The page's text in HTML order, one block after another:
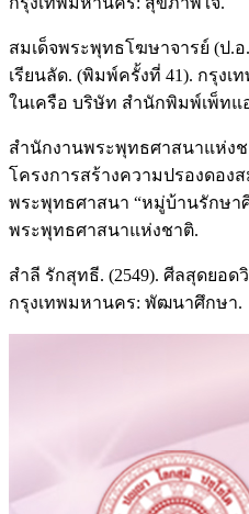
สมเด็จพระพุทธโฆษาจารย์ (ป.อ
เรียนลัด. (พิมพ์ครั้งที่ 41). กรุง
ในเครือ บริษัท สำนักพิมพ์เพ็ทแ
สำนักงานพระพุทธศาสนาแห่งช
โครงการสร้างความปรองดอ
พระพุทธศาสนา “หมู่บ้านรักษา
พระพุทธศาสนาแห่งชาติ.
สำลี รักสุทธี. (2549). ศีลสุดยอ
กรุงเทพมหานคร: พัฒนาศึกษา.